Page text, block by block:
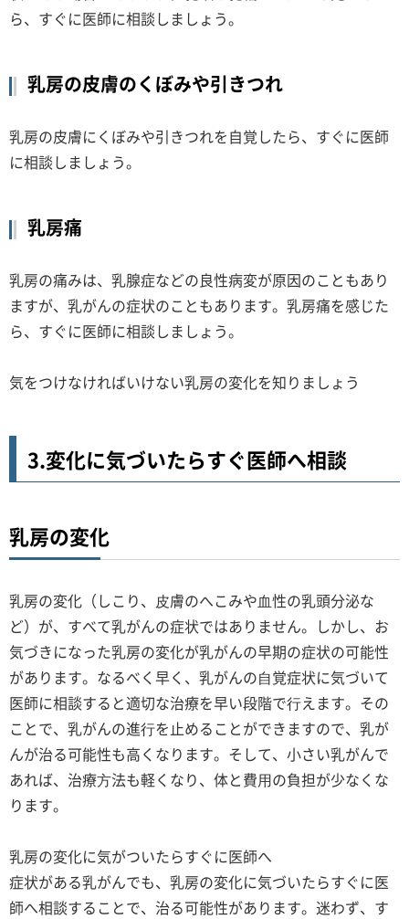
ら、すぐに医師に相談しましょう。
乳房の皮膚のくぼみや引きつれ
乳房の皮膚にくぼみや引きつれを自覚したら、すぐに医師
に相談しましょう。
乳房痛
乳房の痛みは、乳腺症などの良性病変が原因のこともあり
ますが、乳がんの症状のこともあります。乳房痛を感じた
ら、すぐに医師に相談しましょう。
気をつけなければいけない乳房の変化を知りましょう
3.変化に気づいたらすぐ医師へ相談
乳房の変化
乳房の変化（しこり、⽪膚のへこみや⾎性の乳頭分泌な
ど）が、すべて乳がんの症状ではありません。しかし、お
気づきになった乳房の変化が乳がんの早期の症状の可能性
があります。なるべく早く、乳がんの⾃覚症状に気づいて
医師に相談すると適切な治療を早い段階で⾏えます。その
ことで、乳がんの進⾏を止めることができますので、乳が
んが治る可能性も高くなります。そして、小さい乳がんで
あれば、治療⽅法も軽くなり、体と費⽤の負担が少なくな
ります。
乳房の変化に気がついたらすぐに医師へ
症状がある乳がんでも、乳房の変化に気づいたらすぐに医
師へ相談することで、治る可能性があります。迷わず、す